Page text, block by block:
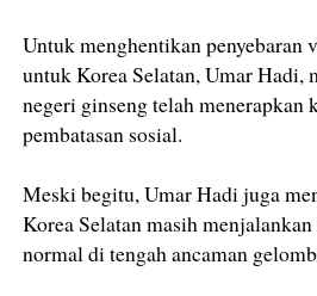
Untuk menghentikan penyebaran
untuk Korea Selatan, Umar Hadi,
negeri ginseng telah menerapkan
pembatasan sosial.
Meski begitu, Umar Hadi juga
Korea Selatan masih
normal di tengah ancaman